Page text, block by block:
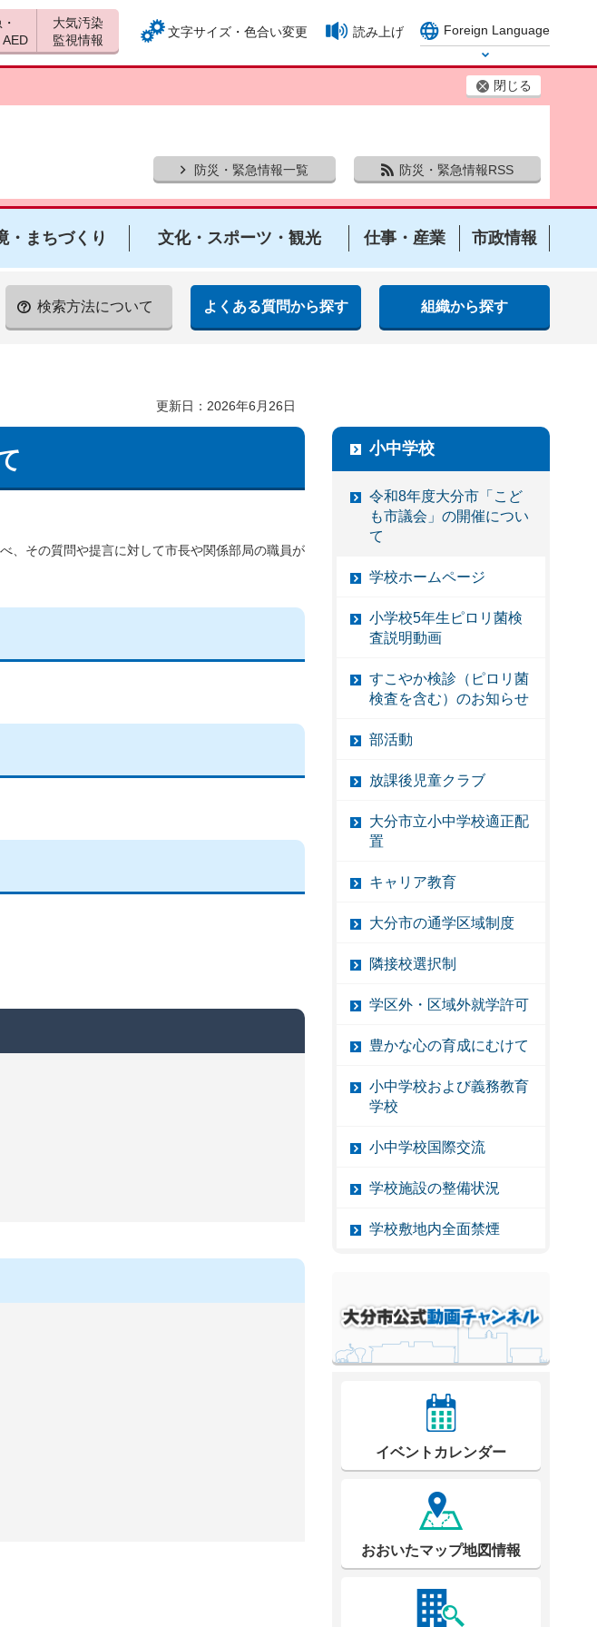
閉じる
防災・緊急情報一覧
防災・緊急情報RSS
大気汚染
監視情報
文字サイズ・色合い変更 読み上げ
Foreign Language
Select Language
・まちづくり 文化・スポーツ・観光 仕事・産業 市政情報
検索方法について よくある質問から探す 組織から探す
更新日：2026年6月26日
、その質問や提言に対して市長や関係部局の職員が
小中学校
令和8年度大分市「こど
も市議会」の開催につい
て
学校ホームページ
小学校5年生ピロリ菌検
査説明動画
すこやか検診（ピロリ菌
検査を含む）のお知らせ
部活動
放課後児童クラブ
大分市立小中学校適正配
置
キャリア教育
大分市の通学区域制度
隣接校選択制
学区外・区域外就学許可
豊かな心の育成にむけて
小中学校および義務教育
学校
小中学校国際交流
学校施設の整備状況
学校敷地内全面禁煙
イベントカレンダー
おおいたマップ地図情報